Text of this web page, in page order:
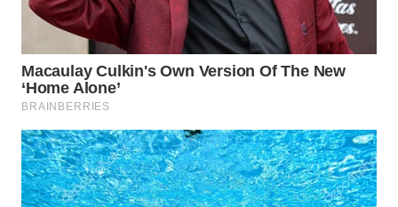
UTARA
WN
SAMOSIR
PADANG
LAWAS